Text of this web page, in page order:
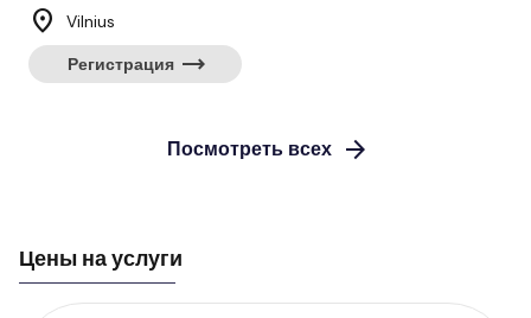
location_on
Vilnius
Регистрация trending_flat
Посмотреть всех arrow_forward
Цены на услуги